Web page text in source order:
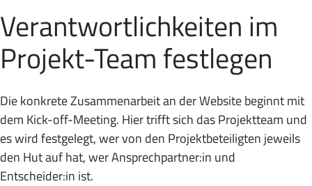
Verantwortlichkeiten im
Projekt-Team festlegen
Die konkrete Zusammenarbeit an der Website beginnt mit
dem Kick-off-Meeting. Hier trifft sich das Projektteam und
es wird festgelegt, wer von den Projektbeteiligten jeweils
den Hut auf hat, wer Ansprechpartner:in und
Entscheider:in ist.